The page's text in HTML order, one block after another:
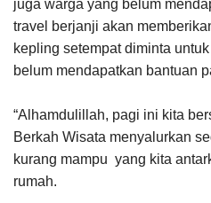
juga warga yang belum
travel berjanji akan
kepling setempat diminta
belum mendapatkan bantuan
“Alhamdulillah, pagi ini kita
Berkah Wisata menyalurkan
kurang mampu yang kita
rumah.